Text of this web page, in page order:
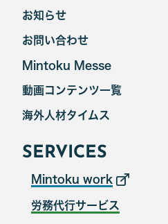
お知らせ
お問い合わせ
Mintoku Messe
海外人材タイムス
動画コンテンツ一覧
SERVICES
Mintoku work
労務代行サービス